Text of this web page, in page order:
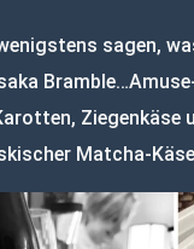
sagen,
Matcha-